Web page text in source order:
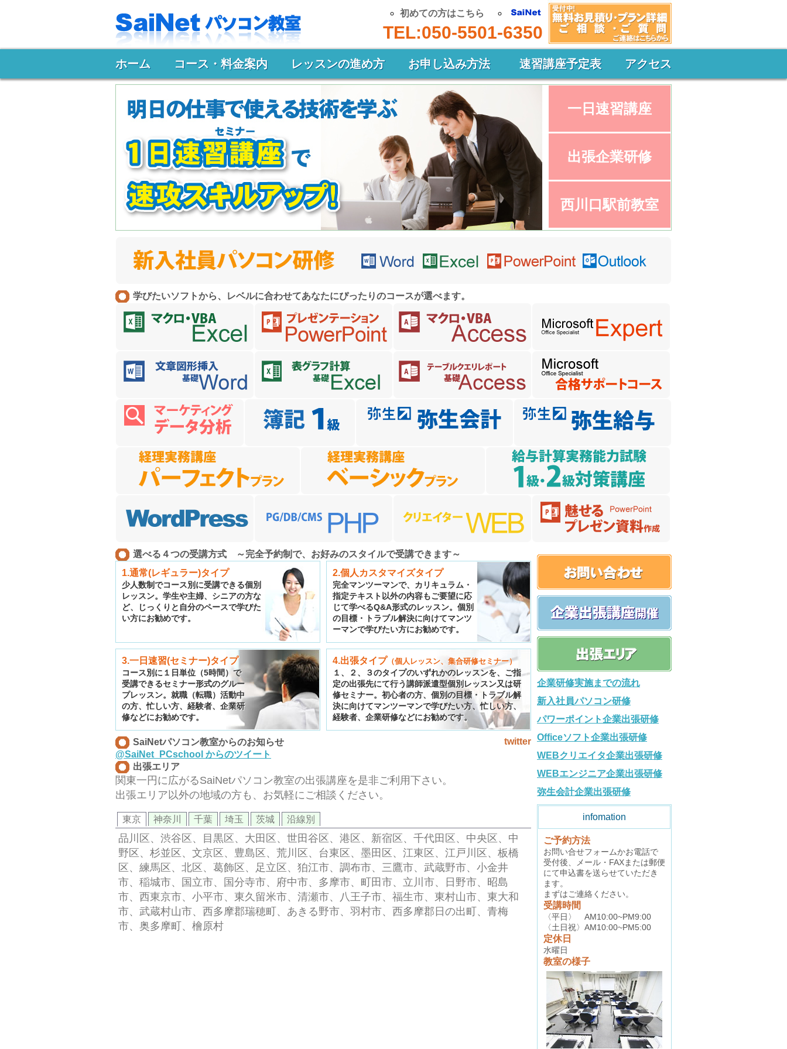
初めての方はこちら
TEL:050-5501-6350
ホーム コース・料金案内 レッスンの進め方 お申し込み方法 速習講座予定表 アクセス
一日速習講座
出張企業研修
西川口駅前教室
学びたいソフトから、レベルに合わせてあなたにぴったりのコースが選べます。
選べる４つの受講方式 ～完全予約制で、お好みのスタイルで受講できます～
1.通常(レギュラー)タイプ
少人数制でコース別に受講できる個別
レッスン。学生や主婦、シニアの方な
ど、じっくりと自分のペースで学びた
い方にお勧めです。
2.個人カスタマイズタイプ
完全マンツーマンで、カリキュラム・
指定テキスト以外の内容もご要望に応
じて学べるQ&A形式のレッスン。個別
の目標・トラブル解決に向けてマンツ
ーマンで学びたい方にお勧めです。
3.一日速習(セミナー)タイプ
コース別に１日単位（5時間）で
受講できるセミナー形式のグルー
プレッスン。就職（転職）活動中
の方、忙しい方、経験者、企業研
修などにお勧めです。
4.出張タイプ （個人レッスン、集合研修セミナー）
１、２、３のタイプのいずれかのレッスンを、ご指
定の出張先にて行う講師派遣型個別レッスン又は研
修セミナー。初心者の方、個別の目標・トラブル解
決に向けてマンツーマンで学びたい方、忙しい方、
経験者、企業研修などにお勧めです。
SaiNetパソコン教室からのお知らせ
twitter
@SaiNet_PCschool からのツイート
出張エリア
関東一円に広がるSaiNetパソコン教室の出張講座を是非ご利用下さい。
出張エリア以外の地域の方も、お気軽にご相談ください。
東京 神奈川 千葉 埼玉 茨城 沿線別
品川区、渋谷区、目黒区、大田区、世田谷区、港区、新宿区、千代田区、中央区、中
野区、杉並区、文京区、豊島区、荒川区、台東区、墨田区、江東区、江戸川区、板橋
区、練馬区、北区、葛飾区、足立区、狛江市、調布市、三鷹市、武蔵野市、小金井
市、稲城市、国立市、国分寺市、府中市、多摩市、町田市、立川市、日野市、昭島
市、西東京市、小平市、東久留米市、清瀬市、八王子市、福生市、東村山市、東大和
市、武蔵村山市、西多摩郡瑞穂町、あきる野市、羽村市、西多摩郡日の出町、青梅
市、奥多摩町、檜原村
企業研修実施までの流れ
新入社員パソコン研修
パワーポイント企業出張研修
Officeソフト企業出張研修
WEBクリエイタ企業出張研修
WEBエンジニア企業出張研修
弥生会計企業出張研修
infomation
ご予約方法
お問い合せフォームかお電話で
受付後、メール・FAXまたは郵便
にて申込書を送らせていただき
ます。
まずはご連絡ください。
受講時間
〈平日〉 AM10:00~PM9:00
〈土日祝〉AM10:00~PM5:00
定休日
水曜日
教室の様子